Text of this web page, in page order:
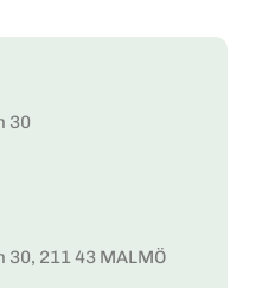
30
211 43 MALMÖ